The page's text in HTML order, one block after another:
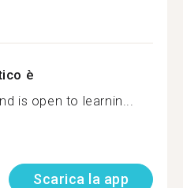
è
is open to learnin...
Scarica la app